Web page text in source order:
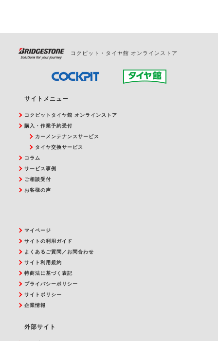
コクピット・タイヤ館 オンラインストア
サイトメニュー
コクピットタイヤ館 オンラインストア
購入・作業予約受付
カーメンテナンスサービス
タイヤ交換サービス
コラム
サービス事例
ご相談受付
お客様の声
マイページ
サイトの利用ガイド
よくあるご質問／お問合わせ
サイト利用規約
特商法に基づく表記
プライバシーポリシー
サイトポリシー
企業情報
外部サイト